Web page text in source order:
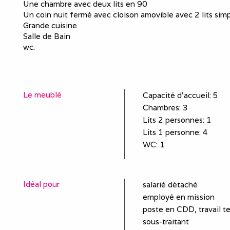
Une chambre avec deux lits en 90
Un coin nuit fermé avec cloison amovible avec 2 lits
Grande cuisine
Salle de Bain
wc.
Le meublé Capacité d'accueil: 5
Chambres: 3
Lits 2 personnes: 1
Lits 1 personne: 4
WC: 1
Idéal pour
salarié détaché
employé en mission
poste en CDD, travail
sous-traitant